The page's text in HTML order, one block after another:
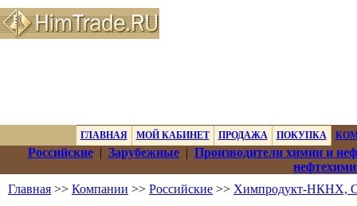
ГЛАВНАЯ МОЙ КАБИНЕТ ПРОДАЖА ПОКУПКА
Российские| Зарубежные| Производители химии и
Главная >> Компании >> Российские >> Химпродукт-НКНХ,